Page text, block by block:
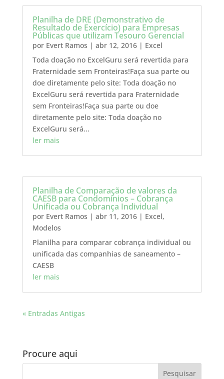
Planilha de DRE (Demonstrativo de
Resultado de Exercício) para Empresas
Públicas que utilizam Tesouro Gerencial
por Evert Ramos | abr 12, 2016| Excel
Toda doação no ExcelGuru será revertida para
Fraternidade sem Fronteiras!Faça sua parte ou
doe diretamente pelo site: Toda doação no
ExcelGuru será revertida para Fraternidade
sem Fronteiras!Faça sua parte ou doe
diretamente pelo site: Toda doação no
ExcelGuru será...
ler mais
Planilha de Comparação de valores da
CAESB para Condomínios – Cobrança
Unificada ou Cobrança Individual
por Evert Ramos | abr 11, 2016| Excel,
Modelos
Planilha para comparar cobrança individual ou
unificada das companhias de saneamento –
CAESB
ler mais
« Entradas Antigas
Procure aqui